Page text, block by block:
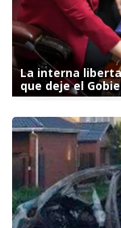
La interna
que deje el